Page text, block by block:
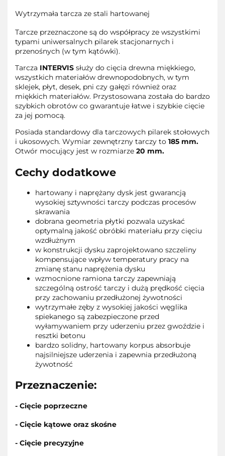
Wytrzymała tarcza ze stali hartowanej
Tarcze przeznaczone są do współpracy ze wszystkimi
typami uniwersalnych pilarek stacjonarnych i
przenośnych (w tym kątówki).
Tarcza INTERVIS służy do cięcia drewna miękkiego,
wszystkich materiałów drewnopodobnych, w tym
sklejek, płyt, desek, pni czy gałęzi również oraz
miękkich materiałów. Przystosowana została do bardzo
szybkich obrotów co gwarantuje łatwe i szybkie cięcie
za jej pomocą.
Posiada standardowy dla tarczowych pilarek stołowych
i ukosowych. Wymiar zewnętrzny tarczy to 185 mm.
Otwór mocujący jest w rozmiarze 20 mm.
Cechy dodatkowe
hartowany i naprężany dysk jest gwarancją
wysokiej sztywności tarczy podczas procesów
skrawania
dobrana geometria płytki pozwala uzyskać
optymalną jakość obróbki materiału przy cięciu
wzdłużnym
w konstrukcji dysku zaprojektowano szczeliny
kompensujące wpływ temperatury pracy na
zmianę stanu naprężenia dysku
wzmocnione ramiona tarczy zapewniają
szczególną ostrość tarczy i dużą prędkość cięcia
przy zachowaniu przedłużonej żywotności
wytrzymałe zęby z wysokiej jakości węglika
spiekanego są zabezpieczone przed
wyłamywaniem przy uderzeniu przez gwoździe i
resztki betonu
bardzo solidny, hartowany korpus absorbuje
najsilniejsze uderzenia i zapewnia przedłużoną
żywotność
Przeznaczenie:
- Cięcie poprzeczne
- Cięcie kątowe oraz skośne
- Cięcie precyzyjne